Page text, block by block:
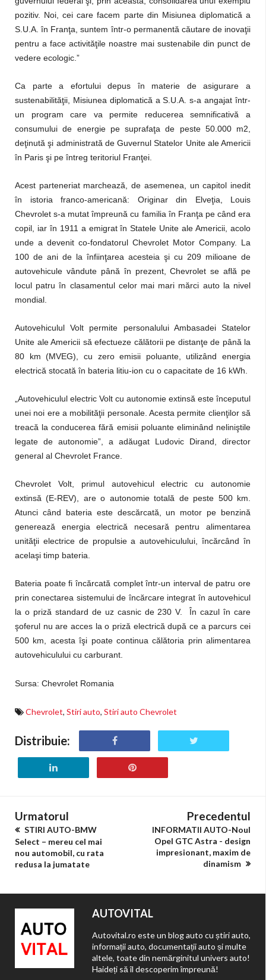
pozitiv. Noi, cei care facem parte din Misiunea diplomatică a
S.U.A. în Franţa, suntem într-o permanentă căutare de inovaţii
pentru a face activităţile noastre mai sustenabile din punct de
vedere ecologic.”
Ca parte a efortului depus în materie de asigurare a
sustenabilităţii, Misiunea diplomatică a S.U.A. s-a angajat într-
un program care va permite reducerea semnificativă a
consumului de energie pe suprafaţa de peste 50.000 m2,
deţinută şi administrată de Guvernul Statelor Unite ale Americii
în Paris şi pe întreg teritoriul Franţei.
Acest parteneriat marchează, de asemenea, un capitol inedit
în istoria franco-americană: Originar din Elveţia, Louis
Chevrolet s-a mutat împreună cu familia în Franţa pe când era
copil, iar în 1911 a emigrat în Statele Unite ale Americii, acolo
unde a devenit co-fondatorul Chevrolet Motor Company. La
100 de ani de la înfiinţarea acesteia şi cu 209 milioane de
autovehicule vândute până în prezent, Chevrolet se află pe
locul patru în clasamentul celor mai mari mărci auto la nivel
mondial.
Autovehiculul Volt permite personalului Ambasadei Statelor
Unite ale Americii să efectueze călătorii pe distanţe de până la
80 km (MVEG), cu zero emisii poluante, utilizând energia
electrică stocată în bateria litiu-ion cu o capacitate de 16 kWh.
„Autovehiculul electric Volt cu autonomie extinsă este începutul
unei noi ere a mobilităţii personale. Acesta permite clienţilor să
treacă la conducerea fără emisii poluante eliminând neliniştile
legate de autonomie”, a adăugat Ludovic Dirand, director
general al Chevrolet France.
Chevrolet Volt, primul autovehicul electric cu autonomie
extinsă (E-REV), are o autonomie totală de peste 500 km.
Atunci când bateria este descărcată, un motor pe benzină
generează energia electrică necesară pentru alimentarea
unităţii electrice de propulsie a autovehiculului, încărcând în
acelaşi timp bateria.
Bateria poate fi încărcată complet într-un interval de patru ore
prin conectarea sistemului de încărcare integrat în autovehicul
la o priză standard de uz casnic de 230 V. În cazul în care
şoferul nu are acces la o priză electrică după ce a parcurs cei
500 km, acesta îşi poate continua călătoria prin alimentarea
autovehiculului cu carburant.
Sursa: Chevrolet Romania
Chevrolet, Stiri auto, Stiri auto Chevrolet
Distribuie:
Urmatorul
STIRI AUTO-BMW
Select – mereu cel mai
nou automobil, cu rata
redusa la jumatate
Precedentul
INFORMATII AUTO-Noul
Opel GTC Astra - design
impresionant, maxim de
dinamism
AUTOVITAL
Autovital.ro este un blog auto cu știri auto,
informații auto, documentații auto și multe
altele, toate din nemărginitul univers auto!
Haideți să îl descoperim împreună!